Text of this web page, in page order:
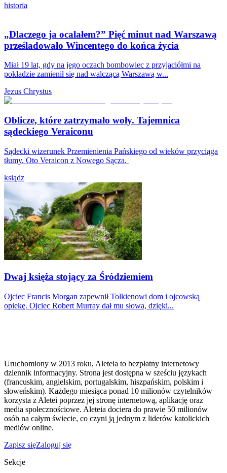
historia
„Dlaczego ja ocalałem?” Pięć minut nad Warszawą
prześladowało Wincentego do końca życia
Miał 19 lat, gdy na jego oczach bombowiec z przyjaciółmi na
pokładzie zamienił się nad walczącą Warszawą w...
Jezus Chrystus
Oblicze, które zatrzymało woły. Tajemnica
sądeckiego Veraiconu
Sądecki wizerunek Przemienienia Pańskiego od wieków przyciąga
tłumy. Oto Veraicon z Nowego Sącza.
ksiądz
Dwaj księża stojący za Śródziemiem
Ojciec Francis Morgan zapewnił Tolkienowi dom i ojcowską
opiekę. Ojciec Robert Murray dał mu słowa, dzięki...
Uruchomiony w 2013 roku, Aleteia to bezpłatny internetowy
dziennik informacyjny. Strona jest dostępna w sześciu językach
(francuskim, angielskim, portugalskim, hiszpańskim, polskim i
słoweńskim). Każdego miesiąca ponad 10 milionów czytelników
korzysta z Aletei poprzez jej stronę internetową, aplikację oraz
media społecznościowe. Aleteia dociera do prawie 50 milionów
osób na całym świecie, co czyni ją jednym z liderów katolickich
mediów online.
Zapisz sięZaloguj się
Sekcje